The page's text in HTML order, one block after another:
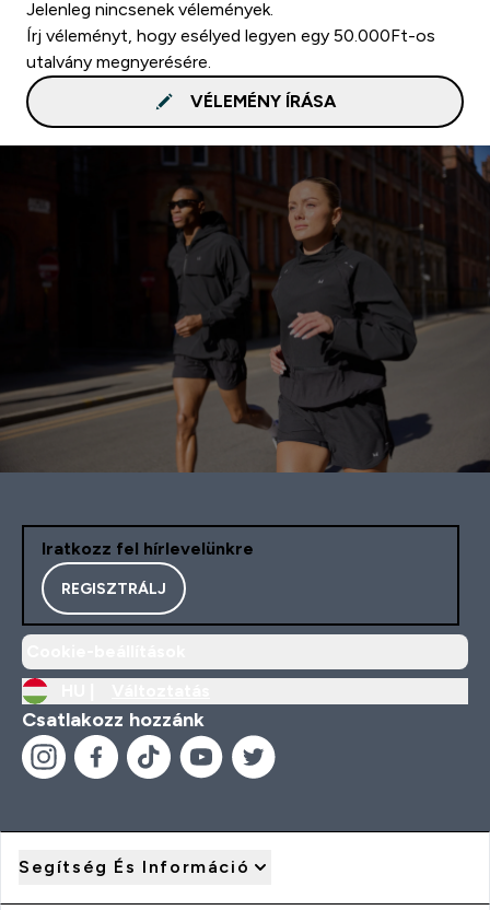
Jelenleg nincsenek vélemények.
Írj véleményt, hogy esélyed legyen egy 50.000Ft-os
utalvány megnyerésére.
VÉLEMÉNY ÍRÁSA
Iratkozz fel hírlevelünkre
REGISZTRÁLJ
Csatlakozz hozzánk
Segítség És Információ